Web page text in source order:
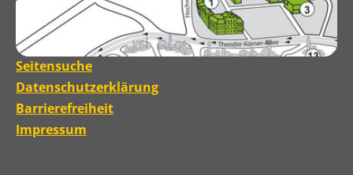
Seitensuche
Datenschutzerklärung
Barrierefreiheit
Impressum